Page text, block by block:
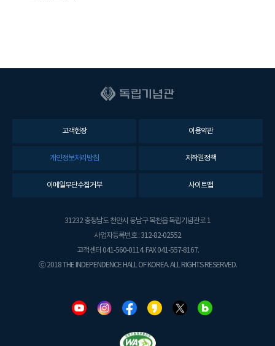
고객헌장 이용약관
개인정보처리방침 저작권정책
이메일무단수집거부 사이트맵
31232 충청남도 천안시 동남구 목천읍 독립기념관로 1
사업자등록번호 : 312-82-02552
고객센터 041-560-0114. FAX 041-557-8167.
ⓒ 2018 THE INDEPENDENCE HALL OF KOREA. ALL RIGHTS RESERVED.